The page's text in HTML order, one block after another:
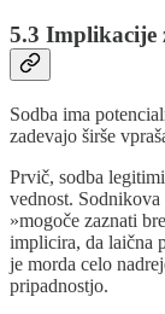
5.3 Implikacije
Sodba ima
zadevajo širše
Prvič, sodba
vednost.
»mogoče zaznati
implicira, da laična
je morda celo
pripadnostjo.